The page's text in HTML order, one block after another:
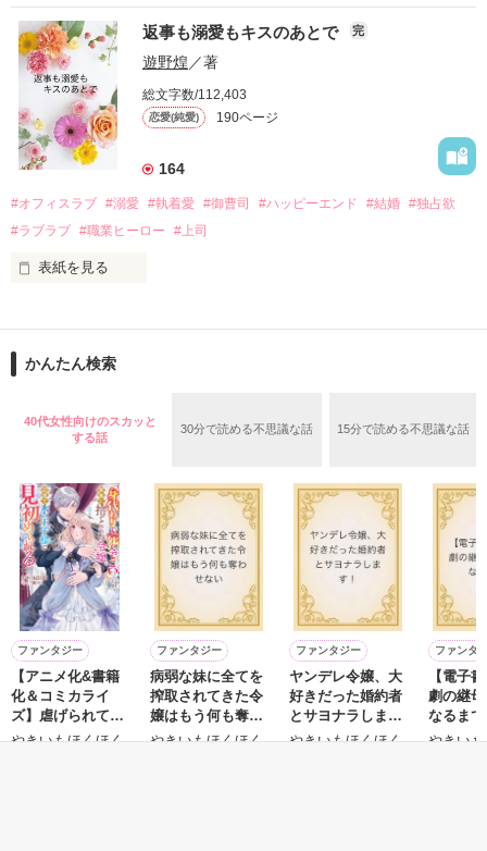
『責任をとる、結婚しよう』と真っ直ぐに告げてきた。
戸惑う美桜とは裏腹に、好きという気持ちを隠すことなく
甘やかしてくる。
そんなある日、哲平は美桜がストーカー被害に
遭っていることを知る。
美桜を守るため、哲平は同居を提案してきて――。
夏木美桜(なつきみお)
鳴海哲平 (なるみてっぺい)
2026.6.5～2026.7.25
＊以前、公開していた話の改稿版です＊
作品を読む
おかしな噂を流されて前の職場でうまくいかなかった梅田美
桜は、海外で傷心旅行をしていたところ、日本人美青年と出会
い、酒の勢いもあり一夜限りの関係となる。
帰国後、美桜は新しい職場でワンナイトした美青年と再会。
なんと彼の正体は、とある財閥御曹司にも関わらず、一族を離
れて起業した新進気鋭の実業家、社内でも冷徹だと評判な社長
――御影恭司その人だったのだ――！
なぜか恭司から飼い猫の世話係を命じられた美桜は、猫の世
の関係となってしまい――？
返事も溺愛もキスのあとで 完
遊野煌／著
総文字数/112,403
恋愛(純愛) 190ページ
164
#オフィスラブ #溺愛 #執着愛 #御曹司 #ハッピーエンド #結婚 #独占欲
#ラブラブ #職業ヒーロー #上司
表紙を見る
ションの企画戦略室で働いている。
めた、同期で恋人の石垣守（26）がいるのだが、後輩の姫原由
いた。
守と由羅から『便利屋雛子』と馬鹿にされ、一人こっそり泣い
た上、同居まで提案してきて──？
鷹哉『宜しくな、俺の雛子』🦅
雛子『俺の……ひぃ、雛子？！！！』🐥
シゴデキで冷徹な上司が見せる素顔は、なぜか想像以上に甘く
て……🐥💓🦅
※表紙も作中使用の画像も全てフリー素材です。
※執筆期間2026.6.3〜7.20完結です。
※他サイトさんにて恋愛トレンド1位でした〜良かったら読ん
で頂けると嬉しいです。
かんたん検索
40代女性向けのスカッと
する話
30分で読める不思議な話 15分で読める不思議な話
ファンタジー
【アニメ化&書籍
化＆コミカライ
ズ】虐げられてい
た身代わり令嬢が
やきいもほくほく
ファンタジー
病弱な妹に全てを
搾取されてきた令
嬢はもう何も奪わ
せない
やきいもほくほく
ファンタジー
ヤンデレ令嬢、大
好きだった婚約者
とサヨナラしま
す！
やきいもほくほく
ファンタ
【電子
劇の継
なるまで
やきい